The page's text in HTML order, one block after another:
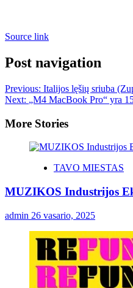
Source link
Post navigation
Previous: Italijos lęšių sriuba
Next: „M4 MacBook Pro“ yra
More Stories
TAVO MIESTAS
MUZIKOS Industrijos
admin 26 vasario, 2025